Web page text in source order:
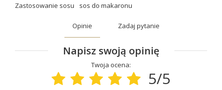
Zastosowanie sosu
sos do makaronu
Opinie Zadaj pytanie
Napisz swoją opinię
Twoja ocena:
5/5